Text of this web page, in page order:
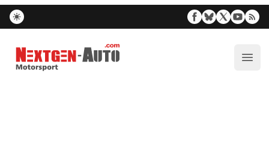
Nextgen-Auto.com